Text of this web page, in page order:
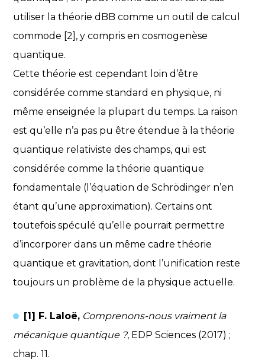
utiliser la théorie dBB comme un outil de calcul
commode [2], y compris en cosmogenèse
quantique.
Cette théorie est cependant loin d’être
considérée comme standard en physique, ni
même enseignée la plupart du temps. La raison
est qu’elle n’a pas pu être étendue à la théorie
quantique relativiste des champs, qui est
considérée comme la théorie quantique
fondamentale (l’équation de Schrödinger n’en
étant qu’une approximation). Certains ont
toutefois spéculé qu’elle pourrait permettre
d’incorporer dans un même cadre théorie
quantique et gravitation, dont l’unification reste
toujours un problème de la physique actuelle.
[1] F. Laloë, Comprenons-nous vraiment la
mécanique quantique ?, EDP Sciences (2017) ;
chap. 11.